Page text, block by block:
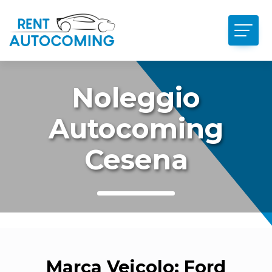
Noleggio
Autocoming
Cesena
Marca Veicolo: Ford